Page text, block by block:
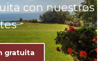
con nuestros
gratuita